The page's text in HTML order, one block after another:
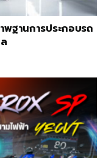
พฐานการประกอบรถ